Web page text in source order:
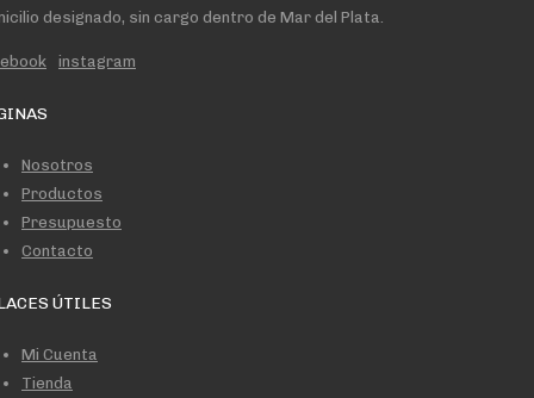
designado, sin cargo dentro de Mar del Plata.
instagram
Nosotros
Productos
Presupuesto
Contacto
ÚTILES
Mi Cuenta
Tienda